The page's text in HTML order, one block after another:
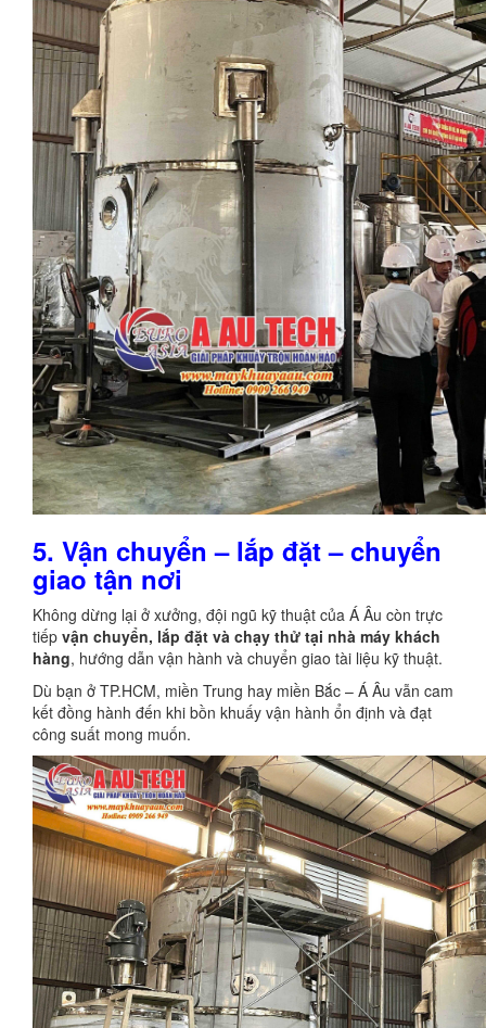
5. Vận chuyển – lắp đặt – chuyển
giao tận nơi
Không dừng lại ở xưởng, đội ngũ kỹ thuật của Á Âu còn trực
tiếp vận chuyển, lắp đặt và chạy thử tại nhà máy khách
hàng, hướng dẫn vận hành và chuyển giao tài liệu kỹ thuật.
Dù bạn ở TP.HCM, miền Trung hay miền Bắc – Á Âu vẫn cam
kết đồng hành đến khi bồn khuấy vận hành ổn định và đạt
công suất mong muốn.